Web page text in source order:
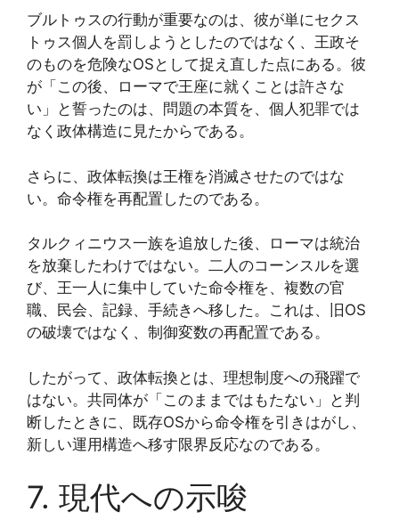
ブルトゥスの行動が重要なのは、彼が単にセクス
トゥス個人を罰しようとしたのではなく、王政そ
のものを危険なOSとして捉え直した点にある。彼
が「この後、ローマで王座に就くことは許さな
い」と誓ったのは、問題の本質を、個人犯罪では
なく政体構造に見たからである。
さらに、政体転換は王権を消滅させたのではな
い。命令権を再配置したのである。
タルクィニウス一族を追放した後、ローマは統治
を放棄したわけではない。二人のコーンスルを選
び、王一人に集中していた命令権を、複数の官
職、民会、記録、手続きへ移した。これは、旧OS
の破壊ではなく、制御変数の再配置である。
したがって、政体転換とは、理想制度への飛躍で
はない。共同体が「このままではもたない」と判
断したときに、既存OSから命令権を引きはがし、
新しい運用構造へ移す限界反応なのである。
7. 現代への示唆